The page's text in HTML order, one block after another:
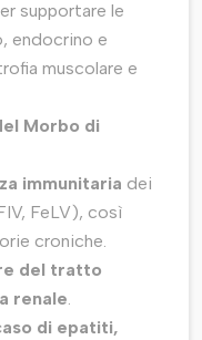
supportare le
endocrino e
muscolare e
Morbo di
immunitaria dei
FeLV), così
croniche.
del tratto
renale.
di epatiti,